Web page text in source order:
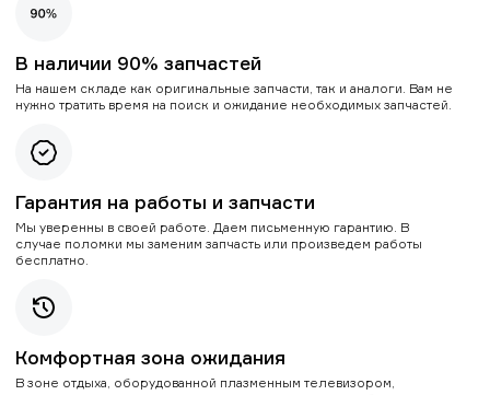
В наличии 90% запчастей
На нашем складе как оригинальные запчасти, так и аналоги. Вам не
нужно тратить время на поиск и ожидание необходимых запчастей.
Гарантия на работы и запчасти
Мы уверенны в своей работе. Даем письменную гарантию. В
случае поломки мы заменим запчасть или произведем работы
бесплатно.
Комфортная зона ожидания
В зоне отдыха, оборудованной плазменным телевизором,